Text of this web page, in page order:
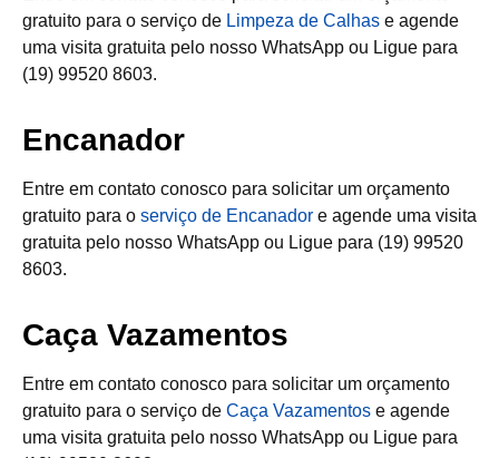
gratuito para o serviço de Limpeza de Calhas e agende
uma visita gratuita pelo nosso WhatsApp ou Ligue para
(19) 99520 8603.
Encanador
Entre em contato conosco para solicitar um orçamento
gratuito para o serviço de Encanador e agende uma visita
gratuita pelo nosso WhatsApp ou Ligue para (19) 99520
8603.
Caça Vazamentos
Entre em contato conosco para solicitar um orçamento
gratuito para o serviço de Caça Vazamentos e agende
uma visita gratuita pelo nosso WhatsApp ou Ligue para